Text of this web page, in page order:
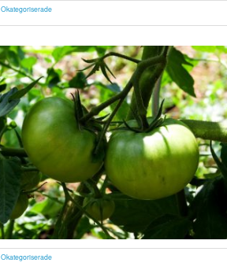
Okategoriserade
Okategoriserade